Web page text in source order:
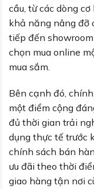
cầu, từ các dòng
khả năng nâng đỡ
tiếp đến
chọn mua online
mua sắm.
Bên cạnh đó,
một điểm cộng
đủ thời gian trải
dụng thực tế trước
chính sách bán
ưu đãi theo thời
giao hàng tận nơi